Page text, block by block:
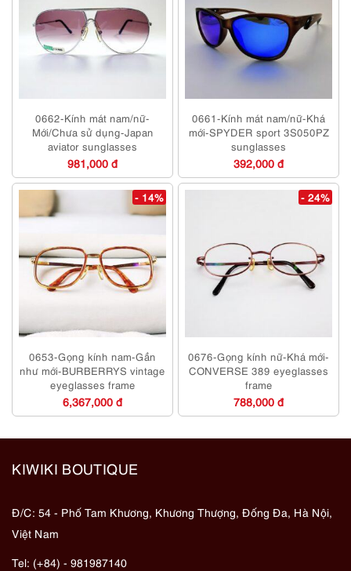
0662-Kính mát nam/nữ-
Mới/Chưa sử dụng-Japan
aviator sunglasses
981,000 đ
0661-Kính mát nam/nữ-Khá
mới-SPYDER sport 3S050PZ
sunglasses
392,000 đ
- 14%
0653-Gọng kính nam-Gần
như mới-BURBERRYS vintage
eyeglasses frame
6,367,000 đ
- 24%
0676-Gọng kính nữ-Khá mới-
CONVERSE 389 eyeglasses
frame
788,000 đ
KIWIKI BOUTIQUE
Đ/C: 54 - Phố Tam Khương, Khương Thượng, Đống Đa, Hà Nội,
Việt Nam
Tel: (+84) - 981987140